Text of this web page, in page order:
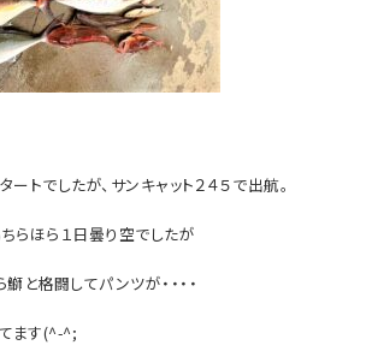
トでしたが、サンキャット２４５で出航。
らほら１日曇り空でしたが
格闘してパンツが・・・・
ます(^-^;